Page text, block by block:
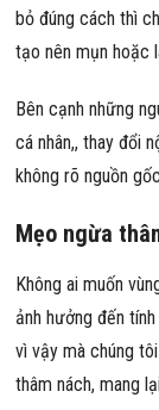
bỏ đúng cách thì
tạo nên mụn hoặc
Bên cạnh những
cá nhân,, thay đổi
không rõ nguồn
Mẹo ngừa
Không ai muốn
ảnh hưởng đến
vì vậy mà chúng
thâm nách, mang